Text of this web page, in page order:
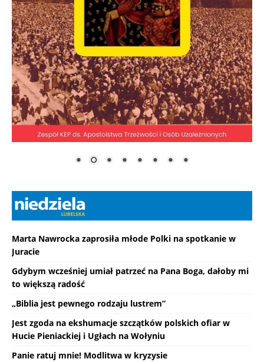
Marta Nawrocka zaprosiła młode Polki na spotkanie w
Juracie
Gdybym wcześniej umiał patrzeć na Pana Boga, dałoby mi
to większą radość
„Biblia jest pewnego rodzaju lustrem”
Jest zgoda na ekshumacje szczątków polskich ofiar w
Hucie Pieniackiej i Ugłach na Wołyniu
Panie ratuj mnie! Modlitwa w kryzysie